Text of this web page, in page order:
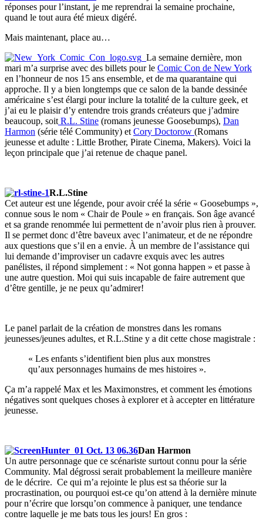
réponses pour l’instant, je me reprendrai la semaine prochaine,
quand le tout aura été mieux digéré.
Mais maintenant, place au…
La semaine dernière, mon
mari m’a surprise avec des billets pour le Comic Con de New York
en l’honneur de nos 15 ans ensemble, et de ma quarantaine qui
approche. Il y a bien longtemps que ce salon de la bande dessinée
américaine s’est élargi pour inclure la totalité de la culture geek, et
j’ai eu le plaisir d’y entendre trois grands créateurs que j’admire
beaucoup, soit R.L. Stine (romans jeunesse Goosebumps), Dan
Harmon (série télé Community) et Cory Doctorow (Romans
jeunesse et adulte : Little Brother, Pirate Cinema, Makers). Voici la
leçon principale que j’ai retenue de chaque panel.
R.L.Stine
Cet auteur est une légende, pour avoir créé la série « Goosebumps »,
connue sous le nom « Chair de Poule » en français. Son âge avancé
et sa grande renommée lui permettent de n’avoir plus rien à prouver.
Il se permet donc d’être baveux avec l’animateur, et de ne répondre
aux questions que s’il en a envie. À un membre de l’assistance qui
lui demande d’improviser un cadavre exquis avec les autres
panélistes, il répond simplement : « Not gonna happen » et passe à
une autre question. Moi qui suis incapable de faire autrement que
d’être gentille, je ne peux qu’admirer!
Le panel parlait de la création de monstres dans les romans
jeunesses/jeunes adultes, et R.L.Stine y a dit cette chose magistrale :
« Les enfants s’identifient bien plus aux monstres
qu’aux personnages humains de mes histoires ».
Ça m’a rappelé Max et les Maximonstres, et comment les émotions
négatives sont quelques choses à explorer et à accepter en littérature
jeunesse.
Dan Harmon
Un autre personnage que ce scénariste surtout connu pour la série
Community. Mal dégrossi serait probablement la meilleure manière
de le décrire. Ce qui m’a rejointe le plus est sa théorie sur la
procrastination, ou pourquoi est-ce qu’on attend à la dernière minute
pour n’écrire que lorsqu’on commence à paniquer, une tendance
contre laquelle je me bats tous les jours! En gros :